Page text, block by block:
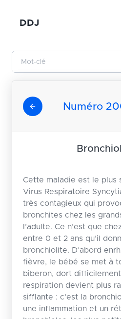
DDJ
Numéro
Cette maladie est le plus
Virus Respiratoire
très contagieux qui
bronchites chez les
l’adulte. Ce n’est que
entre 0 et 2 ans qu’il
bronchiolite. D’abord
fièvre, le bébé se met à
biberon, dort
respiration devient plus
sifflante : c’est la
une inflammation et un